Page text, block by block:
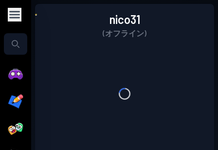
nico31
(オフライン)